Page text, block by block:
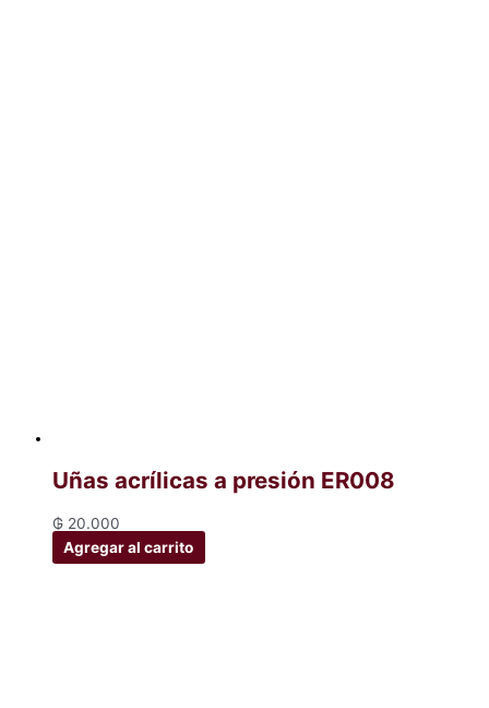
Uñas acrílicas a presión ER008
₲ 20.000
Agregar al carrito